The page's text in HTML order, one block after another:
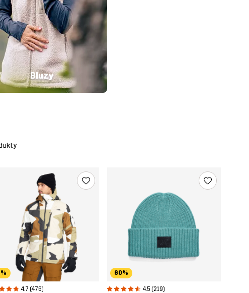
Bluzy
4.7 (476)
60%
4.5 (219)